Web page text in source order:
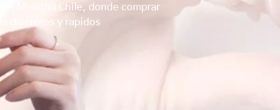
| Misotrol Chile, donde comprar
discretos y rapidos